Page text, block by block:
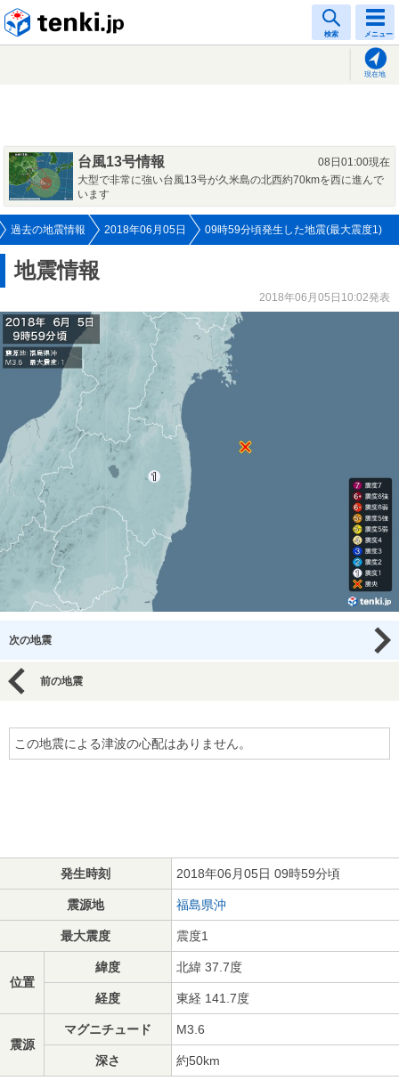
検索 メニュー
現在地
台風13号情報
08日01:00現在
大型で非常に強い台風13号が久米島の北西約70kmを西に進んで
います
過去の地震情報 2018年06月05日 09時59分頃発生した地震(最大震度1)
地震情報
2018年06月05日10:02発表
次の地震
前の地震
この地震による津波の心配はありません。
発生時刻 2018年06月05日 09時59分頃
震源地 福島県沖
最大震度 震度1
位置
緯度 北緯 37.7度
経度 東経 141.7度
震源
マグニチュード M3.6
深さ 約50km